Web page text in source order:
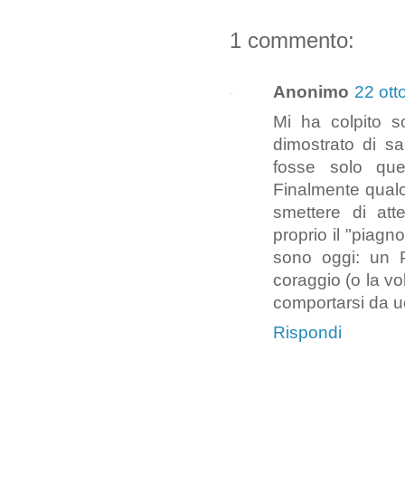
1 commento:
Anonimo 22
Mi ha colpito
dimostrato di
fosse solo
Finalmente
smettere di
proprio il
sono oggi: un
coraggio (o la
comportarsi da
Rispondi